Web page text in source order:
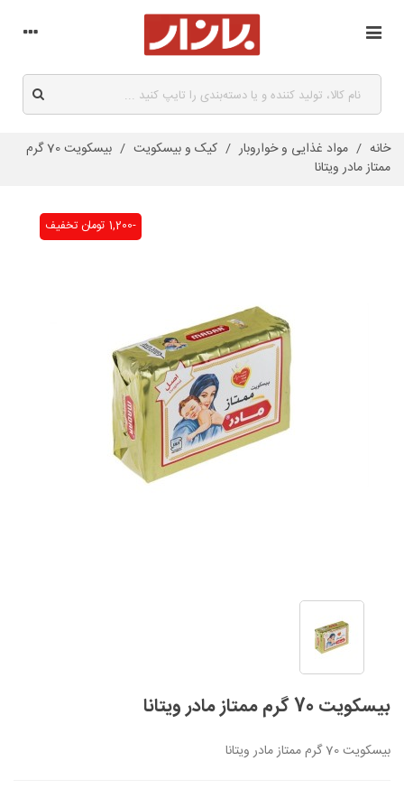
خانه / مواد غذایی و خواروبار / کیک و بیسکویت /
بیسکویت 70 گرم
ممتاز مادر ویتانا
تخفیف -1,200 تومان
بیسکویت 70 گرم ممتاز مادر ویتانا
بیسکویت 70 گرم ممتاز مادر ویتانا